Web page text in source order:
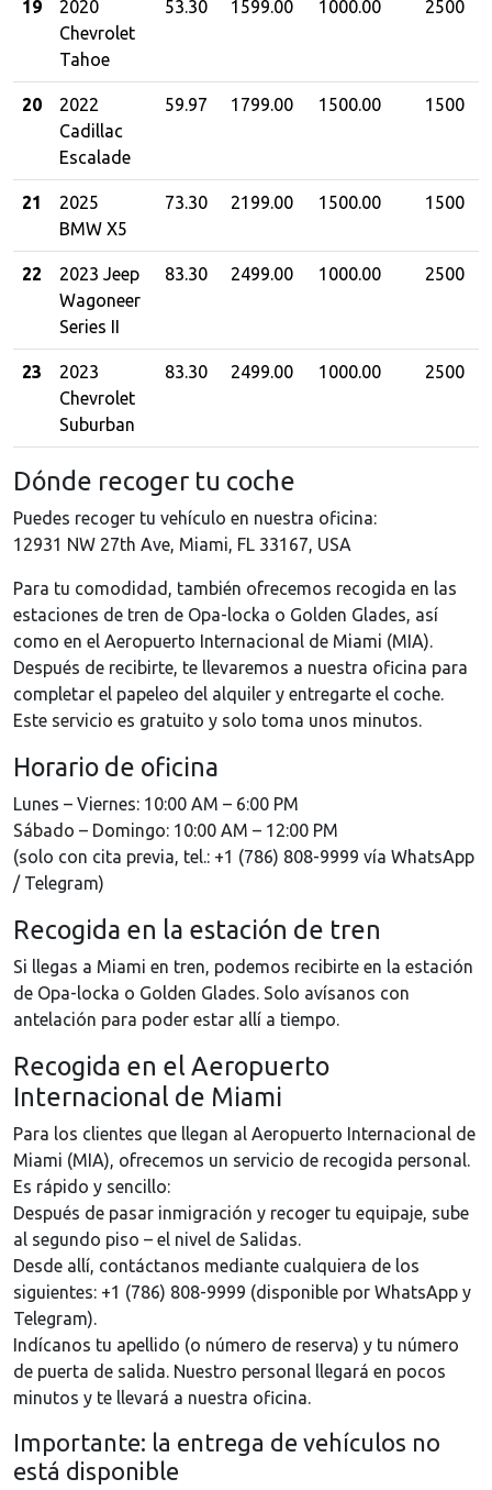
19
2020
Chevrolet
Tahoe
53.30 1599.00 1000.00 2500
20
2022
Cadillac
Escalade
59.97 1799.00 1500.00 1500
21
2025
BMW X5
73.30 2199.00 1500.00 1500
22
2023 Jeep
Wagoneer
Series II
83.30 2499.00 1000.00 2500
23
2023
Chevrolet
Suburban
83.30 2499.00 1000.00 2500
Dónde recoger tu coche
Puedes recoger tu vehículo en nuestra oficina:
12931 NW 27th Ave, Miami, FL 33167, USA
Para tu comodidad, también ofrecemos recogida en las
estaciones de tren de Opa-locka o Golden Glades, así
como en el Aeropuerto Internacional de Miami (MIA).
Después de recibirte, te llevaremos a nuestra oficina para
completar el papeleo del alquiler y entregarte el coche.
Este servicio es gratuito y solo toma unos minutos.
Horario de oficina
Lunes – Viernes: 10:00 AM – 6:00 PM
Sábado – Domingo: 10:00 AM – 12:00 PM
(solo con cita previa, tel.: +1 (786) 808-9999 vía WhatsApp
/ Telegram)
Recogida en la estación de tren
Si llegas a Miami en tren, podemos recibirte en la estación
de Opa-locka o Golden Glades. Solo avísanos con
antelación para poder estar allí a tiempo.
Recogida en el Aeropuerto
Internacional de Miami
Para los clientes que llegan al Aeropuerto Internacional de
Miami (MIA), ofrecemos un servicio de recogida personal.
Es rápido y sencillo:
Después de pasar inmigración y recoger tu equipaje, sube
al segundo piso – el nivel de Salidas.
Desde allí, contáctanos mediante cualquiera de los
siguientes: +1 (786) 808-9999 (disponible por WhatsApp y
Telegram).
Indícanos tu apellido (o número de reserva) y tu número
de puerta de salida. Nuestro personal llegará en pocos
minutos y te llevará a nuestra oficina.
Importante: la entrega de vehículos no
está disponible